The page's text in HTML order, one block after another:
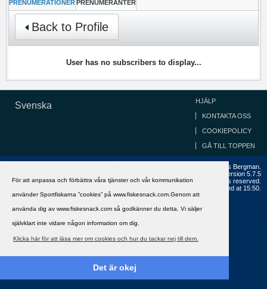
För att anpassa och förbättra våra tjänster och vår kommunikation
använder Sportfiskarna ”cookies” på www.fiskesnack.com.Genom att
använda dig av www.fiskesnack.com så godkänner du detta. Vi säljer
självklart inte vidare någon information om dig.
Klicka här för att läsa mer om cookies och hur du tackar nej till dem.
Det är okej
PRENUMERATIONER PRENUMERANTER
Back to Profile
User has no subscribers to display...
Svenska HJÄLP
KONTAKTA OSS
COOKIEPOLICY
GÅ TILL TOPPEN
Copyright ©2002 - 2021, FiskeSnack.com. Grundad 2002 av Anders Bergman.
Version 5.7.5
Copyright © 2026 MH Sub I, LLC dba vBulletin. All rights reserved.
All times are GMT+1. This page was generated at 15:50.